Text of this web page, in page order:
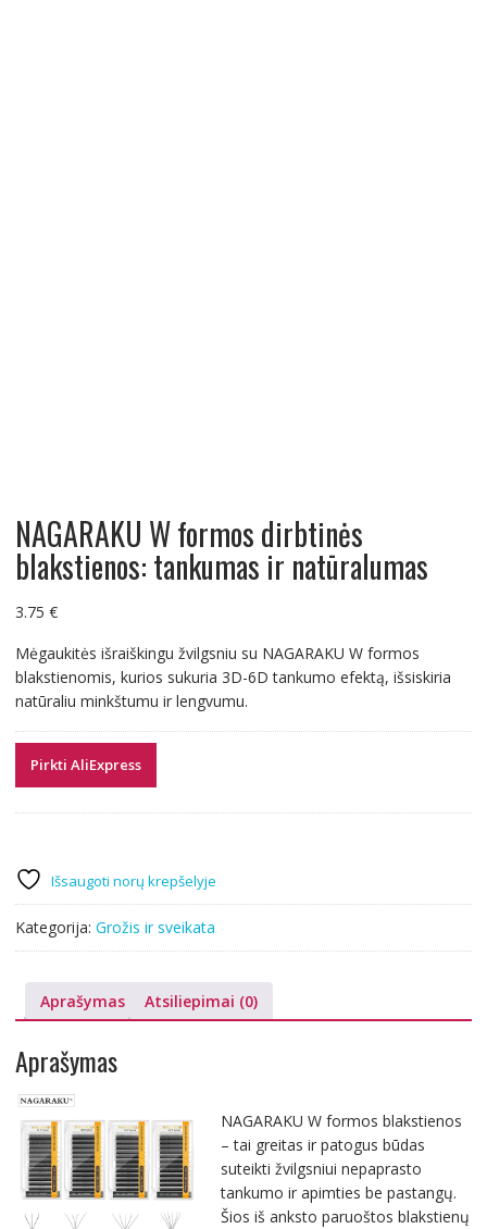
NAGARAKU W formos dirbtinės
blakstienos: tankumas ir natūralumas
3.75 €
Mėgaukitės išraiškingu žvilgsniu su NAGARAKU W formos
blakstienomis, kurios sukuria 3D-6D tankumo efektą, išsiskiria
natūraliu minkštumu ir lengvumu.
Pirkti AliExpress
Išsaugoti norų krepšelyje
Kategorija: Grožis ir sveikata
Aprašymas Atsiliepimai (0)
Aprašymas
NAGARAKU W formos blakstienos
– tai greitas ir patogus būdas
suteikti žvilgsniui nepaprasto
tankumo ir apimties be pastangų.
Šios iš anksto paruoštos blakstienų